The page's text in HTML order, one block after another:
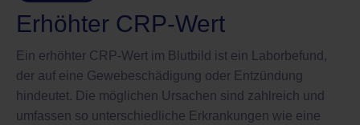
Erhöhter CRP-Wert
Ein erhöhter CRP-Wert im Blutbild ist ein Laborbefund,
der auf eine Gewebeschädigung oder Entzündung
hindeutet. Die möglichen Ursachen sind zahlreich und
umfassen so unterschiedliche Erkrankungen wie eine